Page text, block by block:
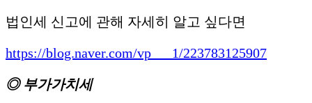
법인세 신고에 관해 자세히 알고 싶다면
https://blog.naver.com/vp___1/223783125907
◎ 부가가치세